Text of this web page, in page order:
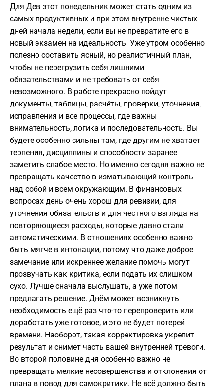
Для Дев этот понедельник может стать одним из
самых продуктивных и при этом внутренне чистых
дней начала недели, если вы не превратите его в
новый экзамен на идеальность. Уже утром особенно
полезно составить ясный, но реалистичный план,
чтобы не перегрузить себя лишними
обязательствами и не требовать от себя
невозможного. В работе прекрасно пойдут
документы, таблицы, расчёты, проверки, уточнения,
исправления и все процессы, где важны
внимательность, логика и последовательность. Вы
будете особенно сильны там, где другим не хватает
терпения, дисциплины и способности заранее
заметить слабое место. Но именно сегодня важно не
превращать качество в изматывающий контроль
над собой и всем окружающим. В финансовых
вопросах день очень хорош для ревизии, для
уточнения обязательств и для честного взгляда на
повторяющиеся расходы, которые давно стали
автоматическими. В отношениях особенно важно
быть мягче в интонации, потому что даже доброе
замечание или искреннее желание помочь могут
прозвучать как критика, если подать их слишком
сухо. Лучше сначала выслушать, а уже потом
предлагать решение. Днём может возникнуть
необходимость ещё раз что-то перепроверить или
доработать уже готовое, и это не будет потерей
времени. Наоборот, такая корректировка укрепит
результат и снимет часть вашей внутренней тревоги.
Во второй половине дня особенно важно не
превращать мелкие несовершенства и отклонения от
плана в повод для самокритики. Не всё должно быть